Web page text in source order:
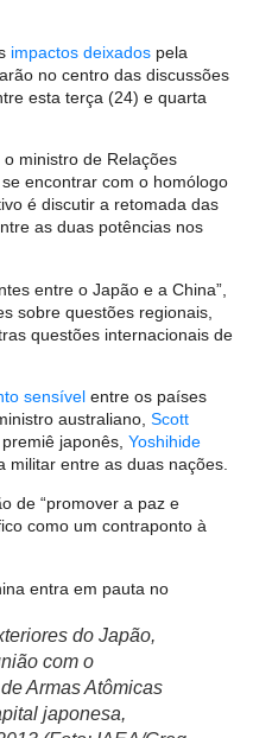
impactos deixados pela
no centro das discussões
esta terça (24) e quarta
o ministro de Relações
encontrar com o homólogo
é discutir a retomada das
as duas potências nos
entre o Japão e a China”,
sobre questões regionais,
questões internacionais de
sensível entre os países
australiano, Scott
japonês, Yoshihide
militar entre as duas nações.
de “promover a paz e
como um contraponto à
do Japão,
com o
Armas Atômicas
japonesa,